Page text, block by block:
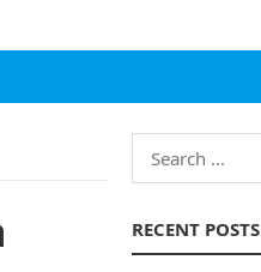
Search
for:
RECENT POSTS